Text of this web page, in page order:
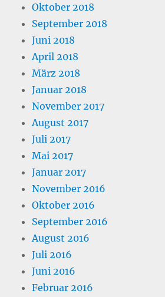
Oktober 2018
September 2018
Juni 2018
April 2018
März 2018
Januar 2018
November 2017
August 2017
Juli 2017
Mai 2017
Januar 2017
November 2016
Oktober 2016
September 2016
August 2016
Juli 2016
Juni 2016
Februar 2016